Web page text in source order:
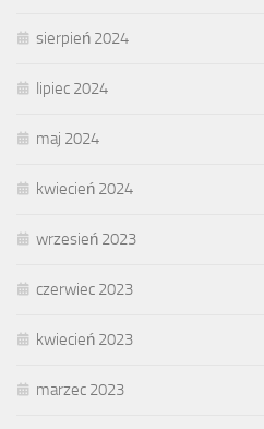
sierpień 2024
lipiec 2024
maj 2024
kwiecień 2024
wrzesień 2023
czerwiec 2023
kwiecień 2023
marzec 2023